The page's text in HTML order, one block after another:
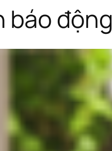
báo động